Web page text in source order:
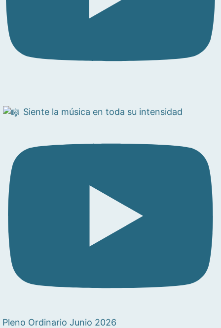
Siente la música en toda su intensidad
Pleno Ordinario Junio 2026